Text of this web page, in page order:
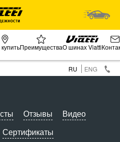
ПреимуществаО шинах Viatti
RU
ENG
Отзывы
Видео
Сертификаты